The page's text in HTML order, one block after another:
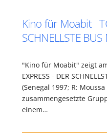
Kino für Moabit -
SCHNELLSTE
"Kino für Moabit" zeigt
EXPRESS - DER
(Senegal 1997; R:
zusammengesetzte
einem…